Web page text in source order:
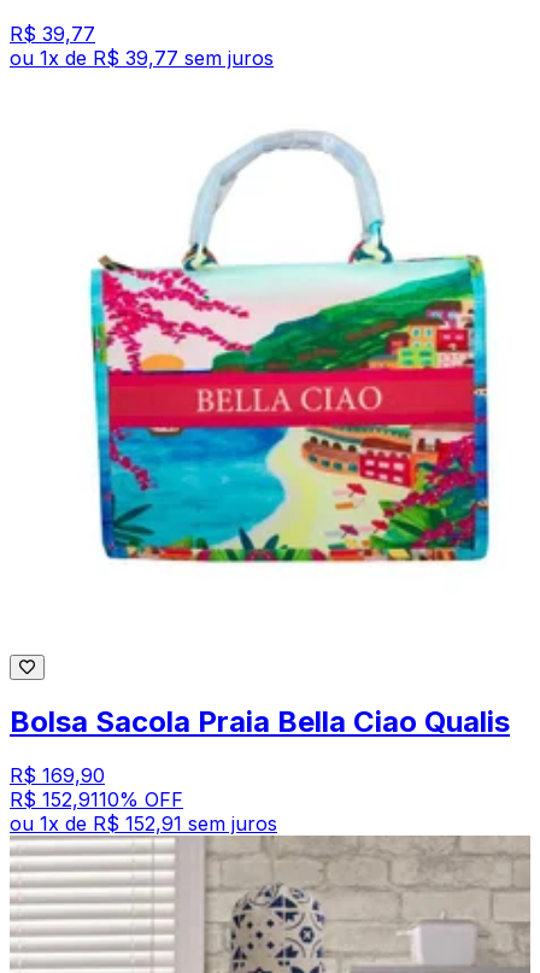
R$ 39,77
ou 1x de R$ 39,77 sem juros
Bolsa Sacola Praia Bella Ciao Qualis
R$ 169,90
R$ 152,9110% OFF
ou 1x de R$ 152,91 sem juros